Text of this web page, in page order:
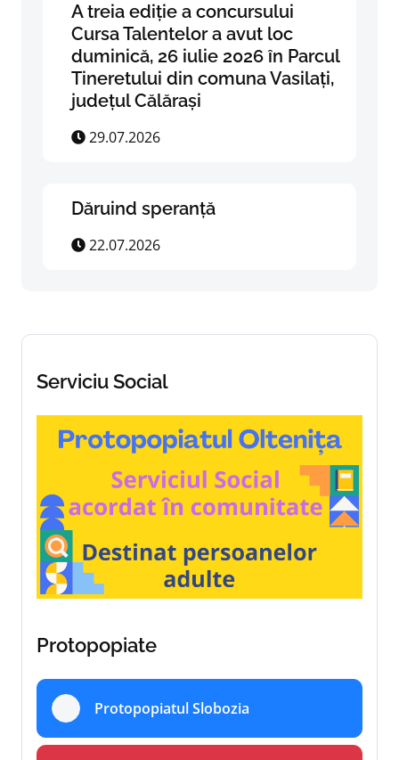
A treia ediție a concursului
Cursa Talentelor a avut loc
duminică, 26 iulie 2026 în Parcul
Tineretului din comuna Vasilați,
județul Călărași
29.07.2026
Dăruind speranță
22.07.2026
Serviciu Social
Protopopiate
Protopopiatul Slobozia